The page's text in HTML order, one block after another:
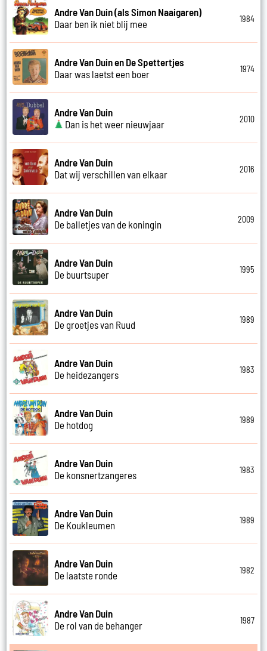
Andre Van Duin (als Simon Naaigaren)
Daar ben ik niet blij mee
1984
Andre Van Duin en De Spettertjes
Daar was laetst een boer
1974
Andre Van Duin
Dan is het weer nieuwjaar
2010
Andre Van Duin
Dat wij verschillen van elkaar
2016
Andre Van Duin
De balletjes van de koningin
2009
Andre Van Duin
De buurtsuper
1995
Andre Van Duin
De groetjes van Ruud
1989
Andre Van Duin
De heidezangers
1983
Andre Van Duin
De hotdog
1989
Andre Van Duin
De konsnertzangeres
1983
Andre Van Duin
De Koukleumen
1989
Andre Van Duin
De laatste ronde
1982
Andre Van Duin
De rol van de behanger
1987